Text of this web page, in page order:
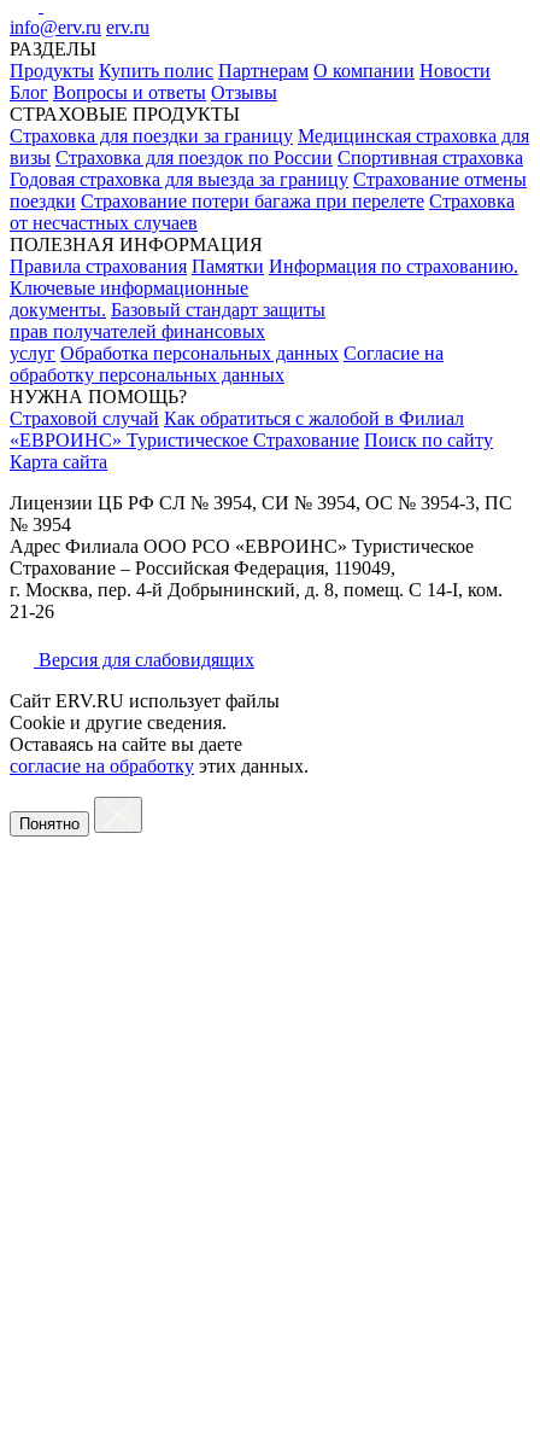
info@erv.ru erv.ru
РАЗДЕЛЫ
Продукты Купить полис Партнерам О компании Новости
Блог Вопросы и ответы Отзывы
СТРАХОВЫЕ ПРОДУКТЫ
Страховка для поездки за границу Медицинская страховка для
визы Страховка для поездок по России Спортивная страховка
Годовая страховка для выезда за границу Страхование отмены
поездки Страхование потери багажа при перелете Страховка
от несчастных случаев
ПОЛЕЗНАЯ ИНФОРМАЦИЯ
Правила страхования Памятки Информация по страхованию.
Ключевые информационные
документы. Базовый стандарт защиты
прав получателей финансовых
услуг Обработка персональных данных Согласие на
обработку персональных данных
НУЖНА ПОМОЩЬ?
Страховой случай Как обратиться с жалобой в Филиал
«ЕВРОИНС» Туристическое Страхование Поиск по сайту
Карта сайта
Лицензии ЦБ РФ СЛ № 3954, СИ № 3954, ОС № 3954-3, ПС
№ 3954
Адрес Филиала ООО РСО «ЕВРОИНС» Туристическое
Страхование – Российская Федерация, 119049,
г. Москва, пер. 4-й Добрынинский, д. 8, помещ. С 14-I, ком.
21-26
Версия для слабовидящих
Сайт ERV.RU использует файлы
Cookie и другие сведения.
Оставаясь на сайте вы даете
согласие на обработку этих данных.
Понятно